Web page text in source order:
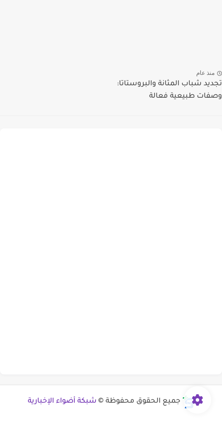
منذ عام
تجديد شباب المثانة والبروستاتا:
وصفات طبيعية فعالة
جميع الحقوق محفوظة © شبكة أضواء الإخبارية